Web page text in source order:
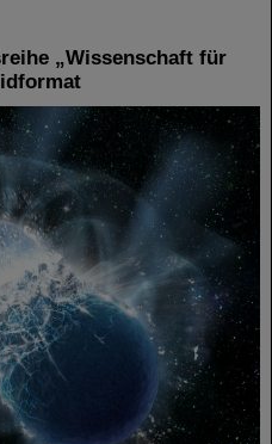
„Wissenschaft für